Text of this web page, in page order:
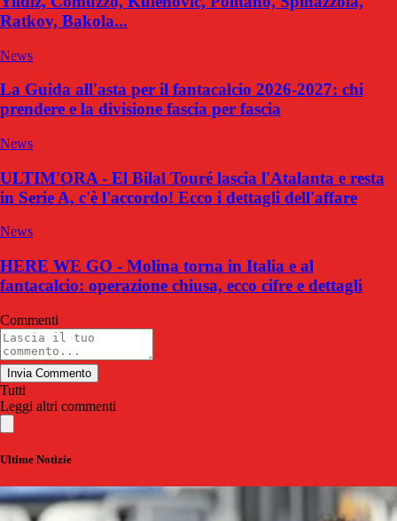
Ratkov, Bakola...
News
La Guida all'asta per il fantacalcio 2026-2027: chi
prendere e la divisione fascia per fascia
News
ULTIM'ORA - El Bilal Touré lascia l'Atalanta e resta
in Serie A, c'è l'accordo! Ecco i dettagli dell'affare
News
HERE WE GO - Molina torna in Italia e al
fantacalcio: operazione chiusa, ecco cifre e dettagli
Commenti
Invia Commento
Tutti
Leggi altri commenti
Ultime Notizie